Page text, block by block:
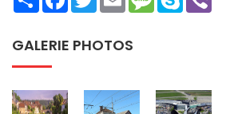
GALERIE PHOTOS